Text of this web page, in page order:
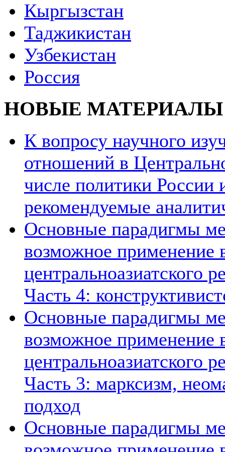
Кыргызстан
Таджикистан
Узбекистан
Россия
НОВЫЕ МАТЕРИАЛЫ
К вопросу научного
отношений в
числе политики России
рекомендуемые
Основные парадигмы
возможное применение
центральноазиатского
Часть 4:
Основные парадигмы
возможное применение
центральноазиатского
Часть 3: марксизм,
подход
Основные парадигмы